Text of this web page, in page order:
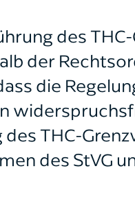
des
der
die
THC-
des StVG